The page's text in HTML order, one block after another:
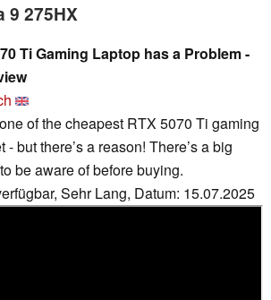
9 275HX
Ti Gaming Laptop has a Problem -
of the cheapest RTX 5070 Ti gaming
but there’s a reason! There’s a big
be aware of before buying.
Sehr Lang, Datum: 15.07.2025